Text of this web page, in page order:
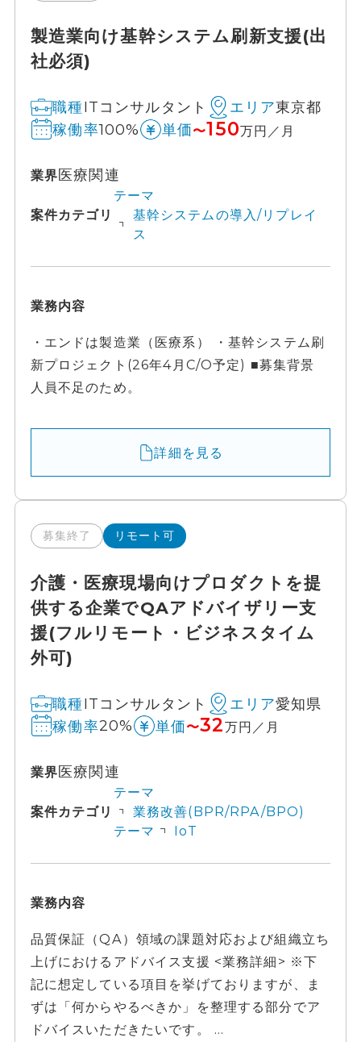
製造業向け基幹システム刷新支援(出
社必須)
職種ITコンサルタント エリア東京都
稼働率100% 単価〜150万円／月
業界医療関連
案件カテゴリ
テーマ
基幹システムの導入/リプレイ
ス
業務内容
・エンドは製造業（医療系） ・基幹システム刷
新プロジェクト(26年4月C/O予定) ■募集背景
人員不足のため。
詳細を見る
募集終了 リモート可
介護・医療現場向けプロダクトを提
供する企業でQAアドバイザリー支
援(フルリモート・ビジネスタイム
外可)
職種ITコンサルタント エリア愛知県
稼働率20% 単価〜32万円／月
業界医療関連
案件カテゴリ
テーマ
業務改善(BPR/RPA/BPO)
テーマ
IoT
業務内容
品質保証（QA）領域の課題対応および組織立ち
上げにおけるアドバイス支援 <業務詳細> ※下
記に想定している項目を挙げておりますが、ま
ずは「何からやるべきか」を整理する部分でア
ドバイスいただきたいです。 ...